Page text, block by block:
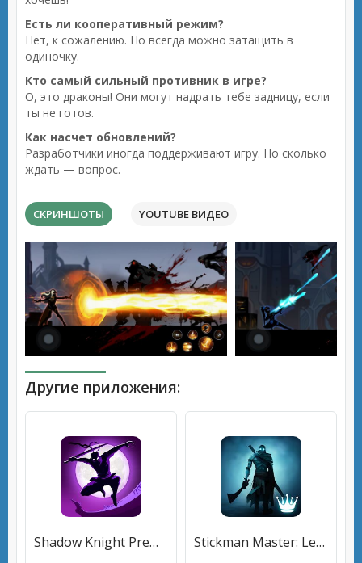
Есть ли кооперативный режим?
Нет, к сожалению. Но всегда можно затащить в
одиночку.
Кто самый сильный противник в игре?
О, это драконы! Они могут надрать тебе задницу, если
ты не готов.
Как насчет обновлений?
Разработчики иногда поддерживают игру. Но сколько
ждать — вопрос.
СКРИНШОТЫ YOUTUBE ВИДЕО
Другие приложения:
Shadow Knight Premium: Era of Legends Online RPG Stickman Master: League Of Shadow - Ninja Fight